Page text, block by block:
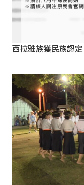
西拉雅族獲民族認